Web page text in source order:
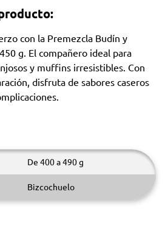
con la Premezcla Budín y
g. El compañero ideal para
y muffins irresistibles. Con
disfruta de sabores caseros
De 400 a 490 g
Bizcochuelo